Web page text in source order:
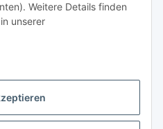
Weitere Details finden
unserer